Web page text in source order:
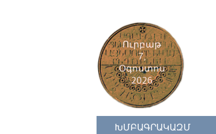
Ուրբաթ
7,
Օգոստոս
2026
ԽՄԲԱԳՐԱԿԱԶՄ